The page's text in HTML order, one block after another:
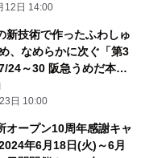
12日 14:00
新技術で作ったふわしゅ
なめらかに次ぐ「第3
24～30 阪急うめだ本店
日 10:00
オープン10周年感謝キャ
年6月18日(火)～6月